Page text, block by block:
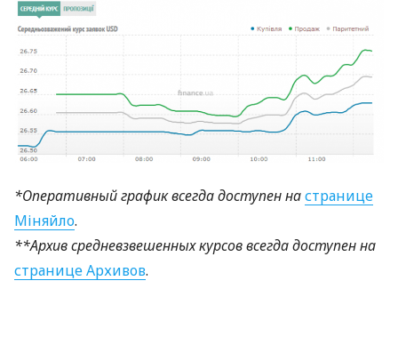
*Оперативный график всегда доступен настранице
Міняйло.
**Архив средневзвешенных курсов всегда доступен на
странице Архивов.